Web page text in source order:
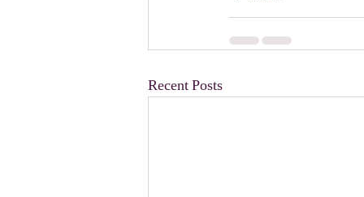
Recent Posts